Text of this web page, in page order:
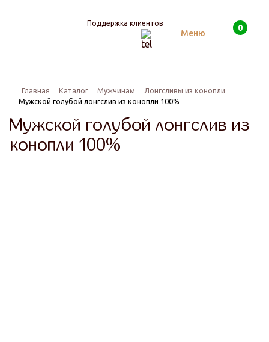
Поддержка клиентов
Меню
Поиск 0
Главная Каталог Мужчинам
Лонгсливы из конопли
Мужской голубой лонгслив из конопли 100%
Мужской голубой лонгслив из
конопли 100%